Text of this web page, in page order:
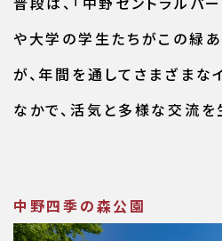
や大学の学生たちがこの緑
が、年間を通してさまざまな
なかで、活気と多様な交流を
中野四季の森公園